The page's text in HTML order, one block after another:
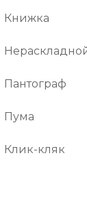
Книжка
Пантограф
Пума
Клик-кляк